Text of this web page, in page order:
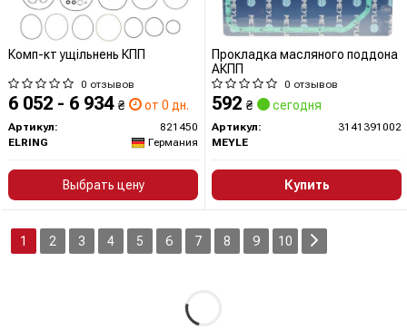
Комп-кт ущільнень КПП
0 отзывов
6 052 - 6 934 ₴ от 0 дн.
Артикул:
821450
ELRING
Германия
Выбрать цену
Прокладка масляного поддона
АКПП
0 отзывов
592 ₴ сегодня
Артикул:
3141391002
MEYLE
Купить
1 2 3 4 5 6 7 8 9 10